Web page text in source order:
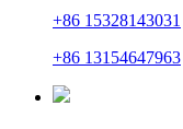
+86 15328143031
+86 13154647963